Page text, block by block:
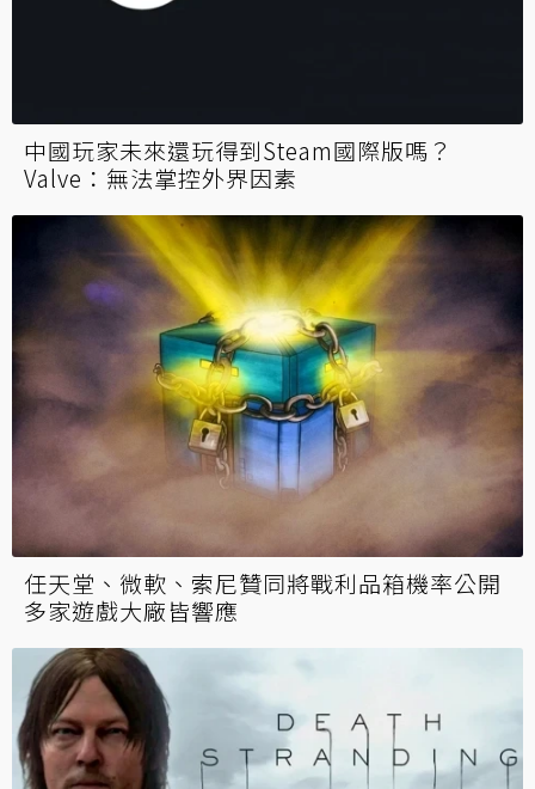
中國玩家未來還玩得到Steam國際版嗎？
Valve：無法掌控外界因素
任天堂、微軟、索尼贊同將戰利品箱機率公開
多家遊戲大廠皆響應